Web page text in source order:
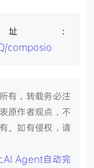
：
composio
有，转载务必注
原作者观点，不
。如有侵权，请
Agent自动完